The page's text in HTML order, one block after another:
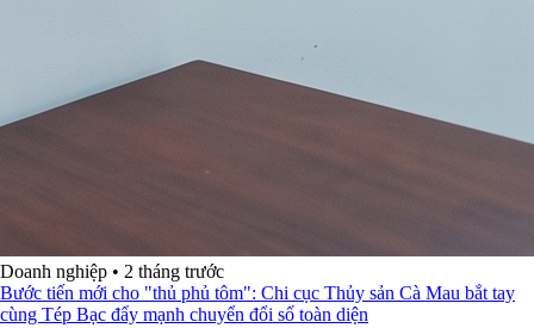
Doanh nghiệp • 2 tháng trước
Bước tiến mới cho "thủ phủ tôm": Chi cục Thủy sản Cà Mau bắt tay
cùng Tép Bạc đẩy mạnh chuyển đổi số toàn diện